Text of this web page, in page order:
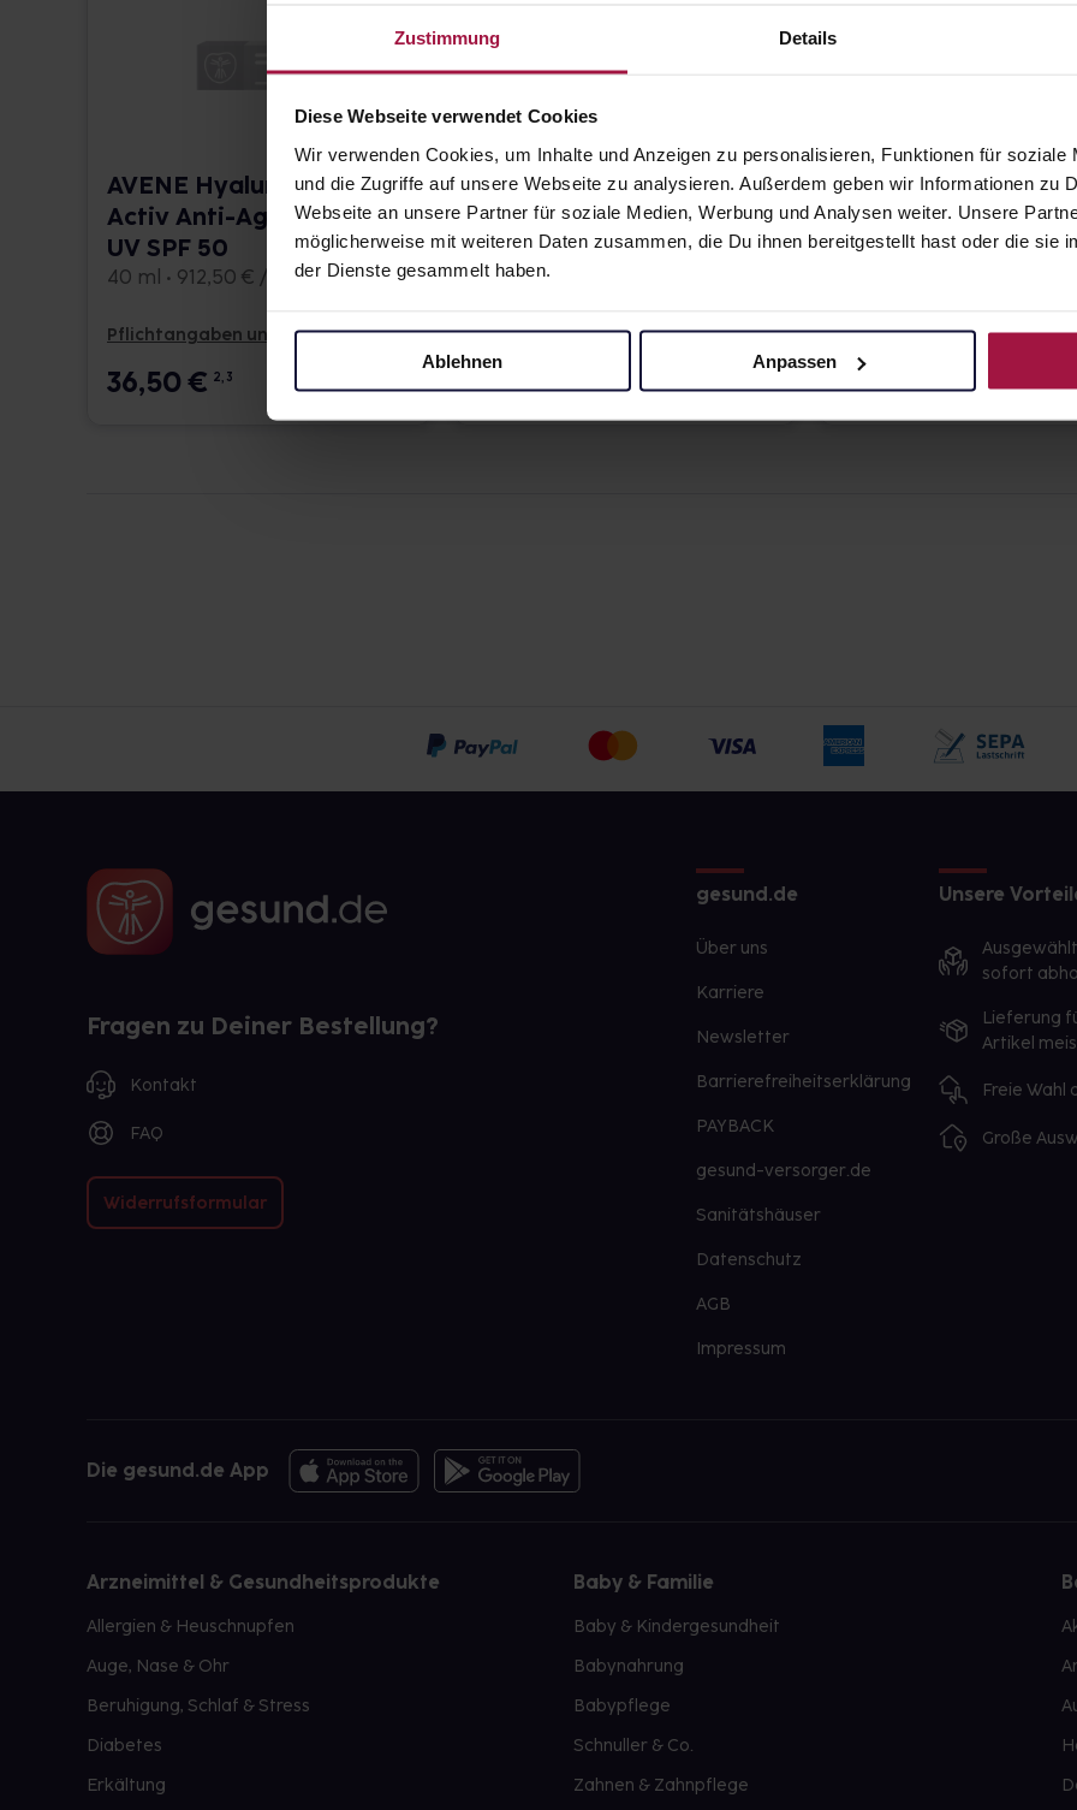
Zustimmung Details
Diese Webseite verwendet Cookies
Wir verwenden Cookies, um Inhalte und Anzeigen zu personalisieren, Funktionen für soziale
und die Zugriffe auf unsere Webseite zu analysieren. Außerdem geben wir Informationen zu
Webseite an unsere Partner für soziale Medien, Werbung und Analysen weiter. Unsere
möglicherweise mit weiteren Daten zusammen, die Du ihnen bereitgestellt hast oder die sie
der Dienste gesammelt haben.
Ablehnen Anpassen
AVENE Hyaluron
Activ Anti-Age Fluid
UV SPF 50
40 ml • 912,50 € / l
Pflichtangaben und Details
36,50€ 2, 3
Avène Anti-Age Fluid
SPF 50
40 ml • 747,50 € / l
Pflichtangaben und Details
29,90€
Avène HYALURON
ACTIV B3
Zellerneuernde
Pflichtangaben und Details
42,90€
Fragen zu Deiner Bestellung?
Kontakt
FAQ
Widerrufsformular
gesund.de
Über uns
Karriere
Newsletter
Barrierefreiheitserklärung
PAYBACK
gesund-versorger.de
Sanitätshäuser
Datenschutz
AGB
Impressum
Unsere
sofort
Lieferung
Artikel
Freie Wahl
Große
Die gesund.de App
Arzneimittel & Gesundheitsprodukte
Allergien & Heuschnupfen
Auge, Nase & Ohr
Beruhigung, Schlaf & Stress
Diabetes
Erkältung
Baby & Familie
Baby & Kindergesundheit
Babynahrung
Babypflege
Schnuller & Co.
Zahnen & Zahnpflege